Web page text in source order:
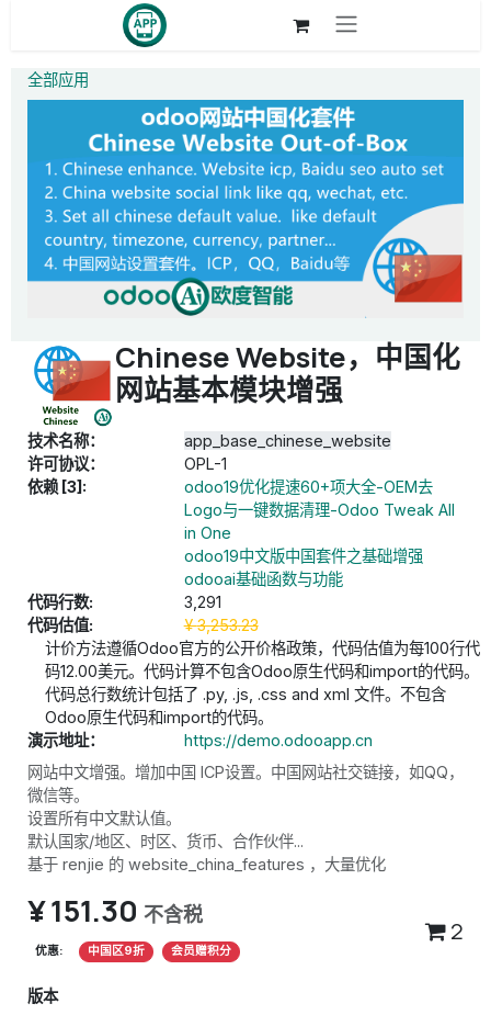
全部应用
Chinese Website，中国化
网站基本模块增强
技术名称：
app_base_chinese_website
许可协议：
OPL-1
依赖 [3]:
odoo19优化提速60+项大全-OEM去
Logo与一键数据清理-Odoo Tweak All
in One
odoo19中文版中国套件之基础增强
odooai基础函数与功能
代码行数:
3,291
代码估值:
¥3,253.23
计价方法遵循Odoo官方的公开价格政策，代码估值为每100行代
码12.00美元。代码计算不包含Odoo原生代码和import的代码。
代码总行数统计包括了 .py, .js, .css and xml 文件。不包含
Odoo原生代码和import的代码。
演示地址：
https://demo.odooapp.cn
网站中文增强。增加中国 ICP设置。中国网站社交链接，如QQ，
微信等。
设置所有中文默认值。
默认国家/地区、时区、货币、合作伙伴...
基于 renjie 的 website_china_features ，大量优化
¥151.30 不含税
优惠: 中国区9折 会员赠积分
2
版本